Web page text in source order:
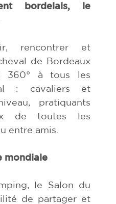
bordelais, le
rencontrer et
de Bordeaux
360° à tous les
: cavaliers et
pratiquants
de toutes les
entre amis.
mondiale
le Salon du
de partager et